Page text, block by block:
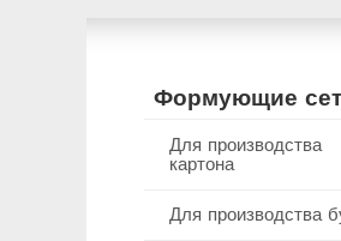
Формующие
Для производства
картона
Для производства